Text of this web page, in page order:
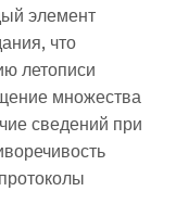
элемент
что
летописи
множества
сведений при